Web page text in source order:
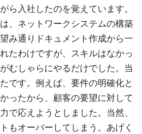
ら入社したのを覚えています。
、ネットワークシステムの構築
み通りドキュメント作成から一
たわけですが、スキルはなかっ
むしゃらにやるだけでした。当
です。例えば、要件の明確化と
ったから、顧客の要望に対して
で応えようとしました。当然、
もオーバーしてしまう。あげく